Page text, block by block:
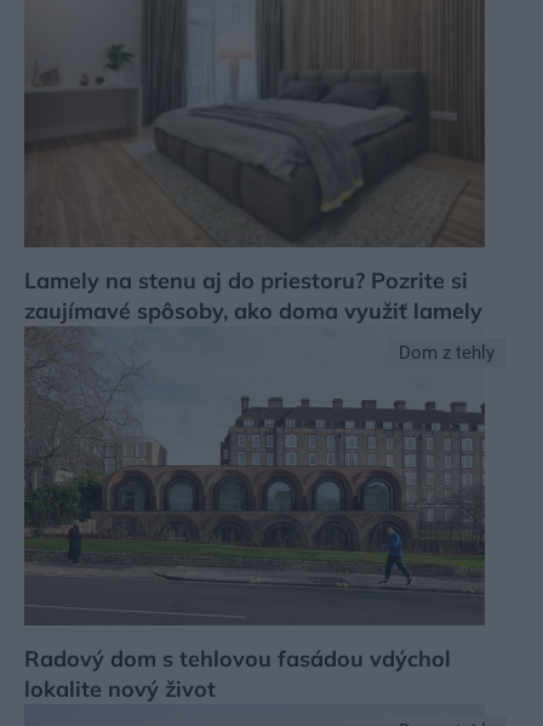
Lamely na stenu aj do priestoru? Pozrite si
zaujímavé spôsoby, ako doma využiť lamely
Dom z tehly
Radový dom s tehlovou fasádou vdýchol
lokalite nový život